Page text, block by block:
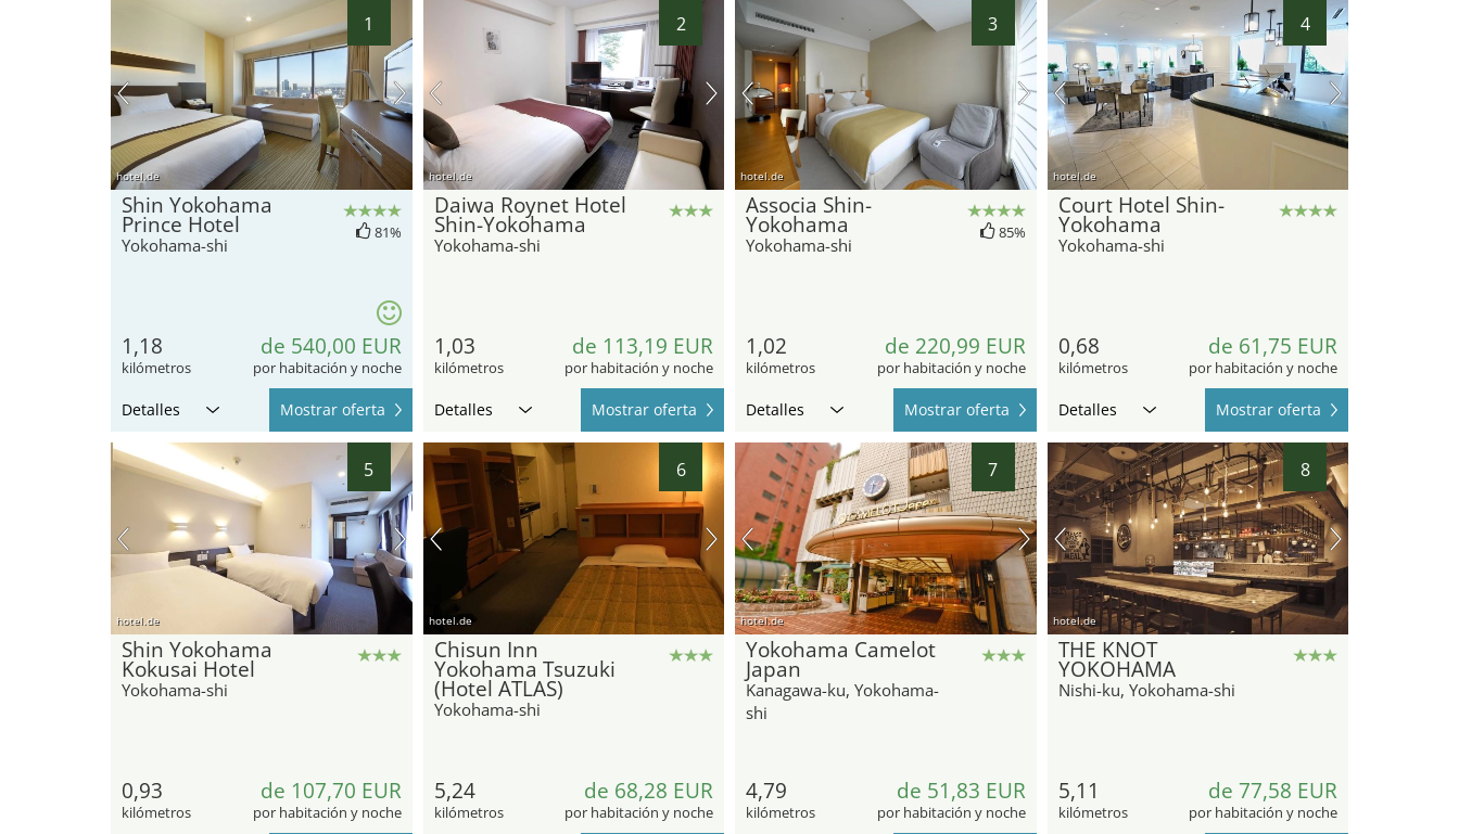
1
hotel.de
Shin Yokohama
Prince Hotel
Yokohama-shi
81%
1,18
kilómetros
de 540,00 EUR
por habitación y noche
Detalles Mostrar oferta
2
hotel.de
Daiwa Roynet Hotel
Shin-Yokohama
Yokohama-shi
1,03
kilómetros
de 113,19 EUR
por habitación y noche
Detalles Mostrar oferta
3
hotel.de
Associa Shin-
Yokohama
Yokohama-shi
85%
1,02
kilómetros
de 220,99 EUR
por habitación y noche
Detalles Mostrar oferta
4
hotel.de
Court Hotel Shin-
Yokohama
Yokohama-shi
0,68
kilómetros
de 61,75 EUR
por habitación y noche
Detalles Mostrar oferta
5
hotel.de
Shin Yokohama
Kokusai Hotel
Yokohama-shi
0,93
kilómetros
de 107,70 EUR
por habitación y noche
6
hotel.de
Chisun Inn
Yokohama Tsuzuki
(Hotel ATLAS)
Yokohama-shi
5,24
kilómetros
de 68,28 EUR
por habitación y noche
7
hotel.de
Yokohama Camelot
Japan
Kanagawa-ku, Yokohama-
shi
4,79
kilómetros
de 51,83 EUR
por habitación y noche
8
hotel.de
THE KNOT
YOKOHAMA
Nishi-ku, Yokohama-shi
5,11
kilómetros
de 77,58 EUR
por habitación y noche